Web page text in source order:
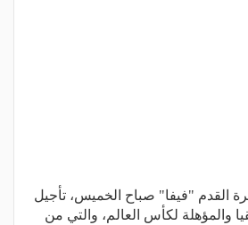
القدم "فيفا" صباح الخميس، تأجيل
والمؤهلة لكأس العالم، والتي من